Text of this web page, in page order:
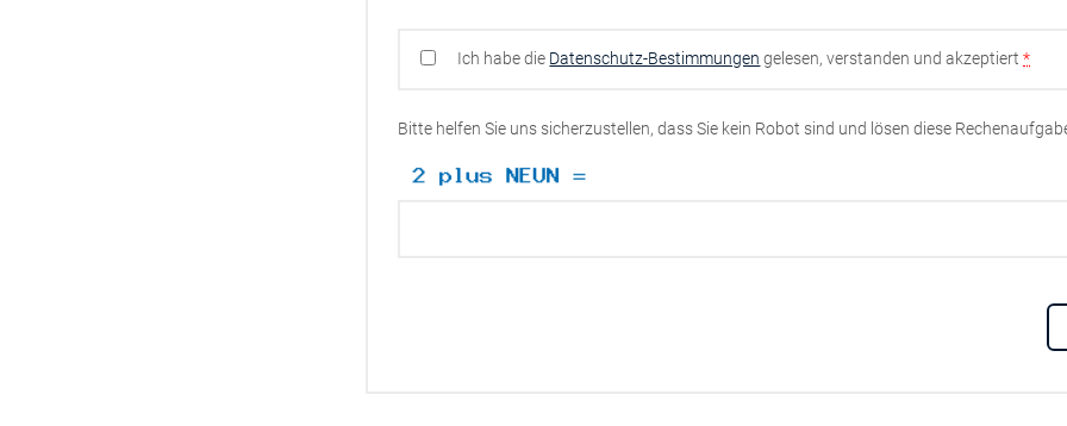
Ich habe die Datenschutz-Bestimmungen gelesen, verstanden und akzeptiert*
Bitte helfen Sie uns sicherzustellen, dass Sie kein Robot sind und lösen diese